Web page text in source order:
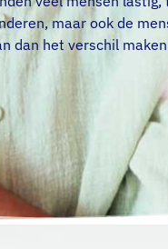
maar ook de
dan het verschil